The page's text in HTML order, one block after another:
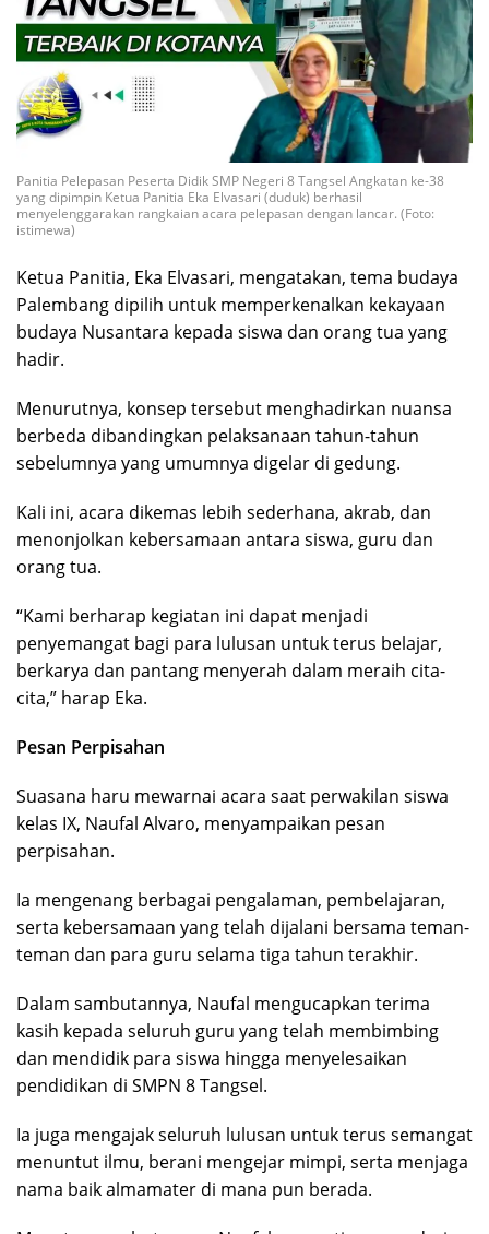
Panitia Pelepasan Peserta Didik SMP Negeri 8 Tangsel Angkatan ke-38
yang dipimpin Ketua Panitia Eka Elvasari (duduk) berhasil
menyelenggarakan rangkaian acara pelepasan dengan lancar. (Foto:
istimewa)
Ketua Panitia, Eka Elvasari, mengatakan, tema budaya
Palembang dipilih untuk memperkenalkan kekayaan
budaya Nusantara kepada siswa dan orang tua yang
hadir.
Menurutnya, konsep tersebut menghadirkan nuansa
berbeda dibandingkan pelaksanaan tahun-tahun
sebelumnya yang umumnya digelar di gedung.
Kali ini, acara dikemas lebih sederhana, akrab, dan
menonjolkan kebersamaan antara siswa, guru dan
orang tua.
“Kami berharap kegiatan ini dapat menjadi
penyemangat bagi para lulusan untuk terus belajar,
berkarya dan pantang menyerah dalam meraih cita-
cita,” harap Eka.
Pesan Perpisahan
Suasana haru mewarnai acara saat perwakilan siswa
kelas IX, Naufal Alvaro, menyampaikan pesan
perpisahan.
Ia mengenang berbagai pengalaman, pembelajaran,
serta kebersamaan yang telah dijalani bersama teman-
teman dan para guru selama tiga tahun terakhir.
Dalam sambutannya, Naufal mengucapkan terima
kasih kepada seluruh guru yang telah membimbing
dan mendidik para siswa hingga menyelesaikan
pendidikan di SMPN 8 Tangsel.
Ia juga mengajak seluruh lulusan untuk terus semangat
menuntut ilmu, berani mengejar mimpi, serta menjaga
nama baik almamater di mana pun berada.